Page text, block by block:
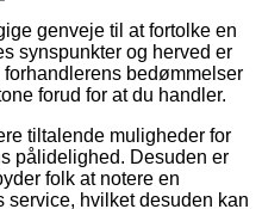
genveje til at fortolke en
synspunkter og herved er
bedømmelser
forud for at du handler.
tiltalende muligheder for
pålidelighed. Desuden er
folk at notere en
service, hvilket desuden kan